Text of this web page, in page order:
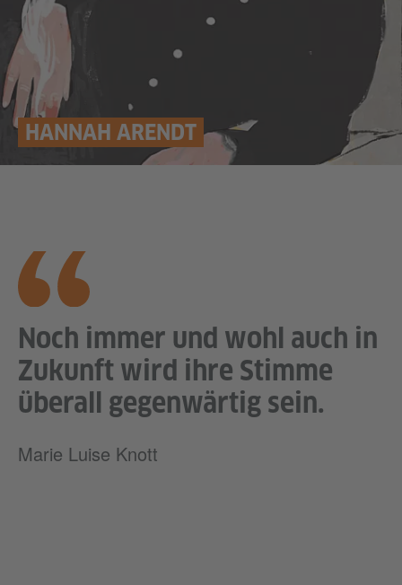
HANNAH ARENDT
Noch immer und wohl auch in
Zukunft wird ihre Stimme
überall gegenwärtig sein.
Marie Luise Knott